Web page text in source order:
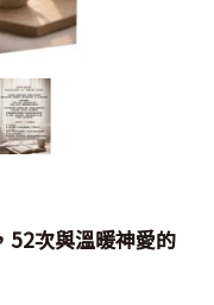
52次與溫暖神愛的